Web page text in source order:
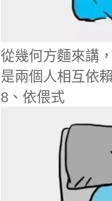
從幾何方麵來講
是兩個人相互依
8、依偎式